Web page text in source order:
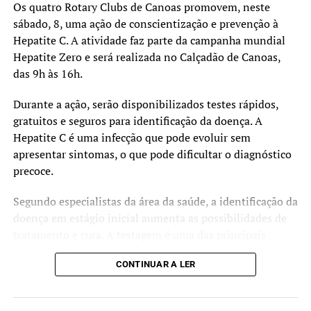
permanente diálogo com as entidades de classe na área
da saúde, tem recebido as demandas e preocupações dos
médicos que atuam no Hospital Universitário (HU) e já se
comprometeu em realizar o pagamento de valores em
atraso com a Associação Saúde em Movimento (ASM),
sejam pagos pelos serviços prestados no hospital.
No final da tarde de terça-feira (16), a administração
municipal informou ao Sindicato Médico do Rio Grande
do Sul (Simers) que, ainda na terça, já haviam sido
destes pagamentos. Nesta quarta-feira (17), serão
milhão. Estes valores colocam em dia o calendário de
pagamentos dos profissionais médicos que atuam no HU
Os quatro Rotary Clubs de Canoas promovem, neste
sábado, 8, uma ação de conscientização e prevenção à
Hepatite C. A atividade faz parte da campanha mundial
Hepatite Zero e será realizada no Calçadão de Canoas,
das 9h às 16h.
Durante a ação, serão disponibilizados testes rápidos,
gratuitos e seguros para identificação da doença. A
Hepatite C é uma infecção que pode evoluir sem
apresentar sintomas, o que pode dificultar o diagnóstico
precoce.
Segundo especialistas da área da saúde, a identificação da
doença em estágio inicial aumenta as possibilidades de
formas de detectar a infecção e encaminhar os pacientes
para acompanhamento adequado.
A iniciativa é organizada pelos Rotary Clubs Canoas
CONTINUAR A LER